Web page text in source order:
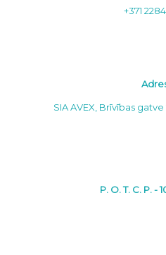
+371
SIA AVEX, Brīvības gatve
P. O. T. C. P. -